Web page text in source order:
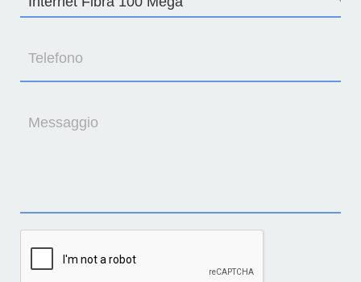
Telefono
Messaggio